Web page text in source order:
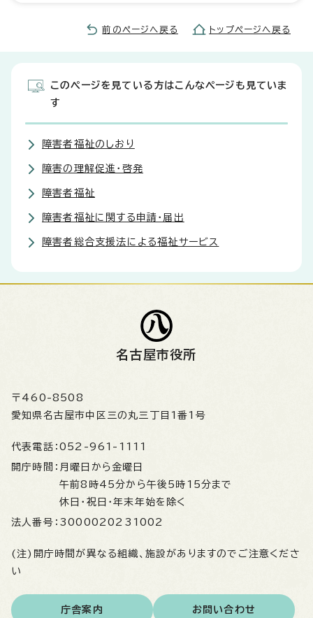
前のページへ戻る トップページへ戻る
このページを見ている方はこんなページも見ていま
す
障害者福祉のしおり
障害の理解促進・啓発
障害者福祉
障害者福祉に関する申請・届出
障害者総合支援法による福祉サービス
名古屋市役所
〒460-8508
愛知県名古屋市中区三の丸三丁目1番1号
代表電話： 052-961-1111
開庁時間： 月曜日から金曜日
午前8時45分から午後5時15分まで
休日・祝日・年末年始を除く
法人番号： 3000020231002
(注)開庁時間が異なる組織、施設がありますのでご注意くださ
い
庁舎案内 お問い合わせ